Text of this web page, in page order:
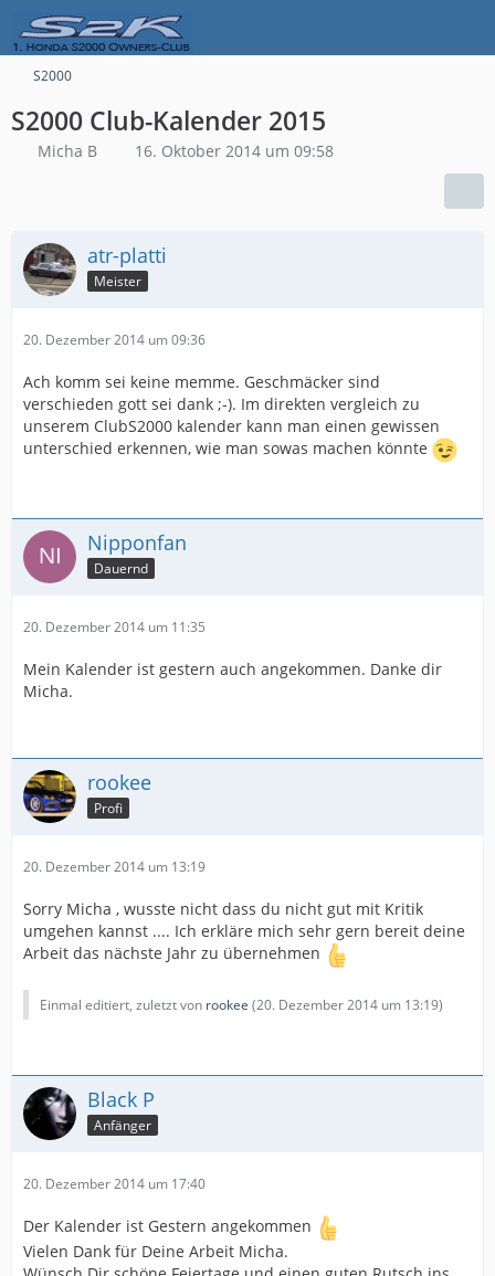
S2000
S2000 Club-Kalender 2015
Micha B 16. Oktober 2014 um 09:58
atr-platti
Meister
20. Dezember 2014 um 09:36
Ach komm sei keine memme. Geschmäcker sind
verschieden gott sei dank ;-). Im direkten vergleich zu
unserem ClubS2000 kalender kann man einen gewissen
unterschied erkennen, wie man sowas machen könnte
Nipponfan
Dauernd
20. Dezember 2014 um 11:35
Mein Kalender ist gestern auch angekommen. Danke dir
Micha.
rookee
Profi
20. Dezember 2014 um 13:19
Sorry Micha , wusste nicht dass du nicht gut mit Kritik
umgehen kannst .... Ich erkläre mich sehr gern bereit deine
Arbeit das nächste Jahr zu übernehmen
Einmal editiert, zuletzt von rookee (20. Dezember 2014 um 13:19)
Black P
Anfänger
20. Dezember 2014 um 17:40
Der Kalender ist Gestern angekommen
Vielen Dank für Deine Arbeit Micha.